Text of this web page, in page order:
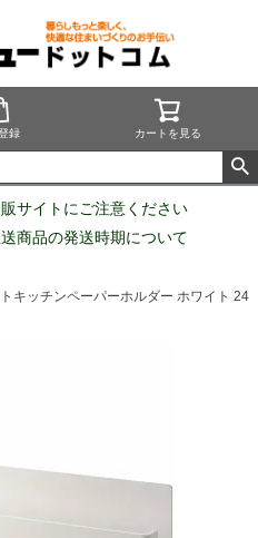
録 カートを見る
サイトにご注意ください
商品の発送時期について
キッチンペーパーホルダー ホワイト 24